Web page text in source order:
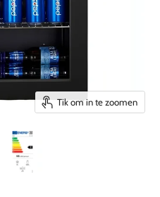
Tik om in te zoomen